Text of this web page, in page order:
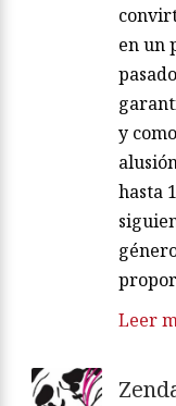
en un
y
hasta
Leer